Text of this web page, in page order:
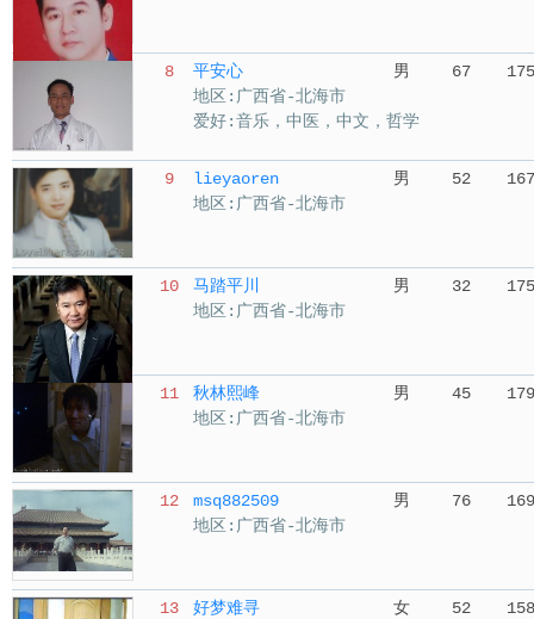
8 平安心 男 67
175
地区:广西省-北海市
爱好:音乐，中医，中文，哲学
9 lieyaoren 男 52
167
地区:广西省-北海市
10 马踏平川 男 32
175
地区:广西省-北海市
11 秋林熙峰 男 45
179
地区:广西省-北海市
12 msq882509 男 76
169
地区:广西省-北海市
13 好梦难寻 女 52
158